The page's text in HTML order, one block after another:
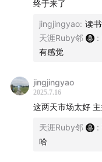
退出策略与获利技
投资心态与风险管理
这本书不仅给我们带
坑、避雷的经验，有
一起聊聊天使投资这
终于来了
jingjingyao: 读
天涯Ruby邻
:
有感觉
jingjingyao
2025.7.16
这两天市场太好
天涯Ruby邻 :
哈